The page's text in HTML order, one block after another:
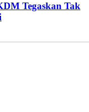
Tegaskan Tak